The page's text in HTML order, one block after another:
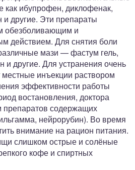
как ибупрофен, диклофенак,
и другие. Эти препараты
обезболивающим и
действием. Для снятия боли
мази — фастум гель,
и другие. Для устранения очень
инъекции раствором
эффективности работы
востановления, доктора
препаратов содержащих
нейрорубин). Во время
внимание на рацион питания.
слишком острые и солёные
кофе и спиртных